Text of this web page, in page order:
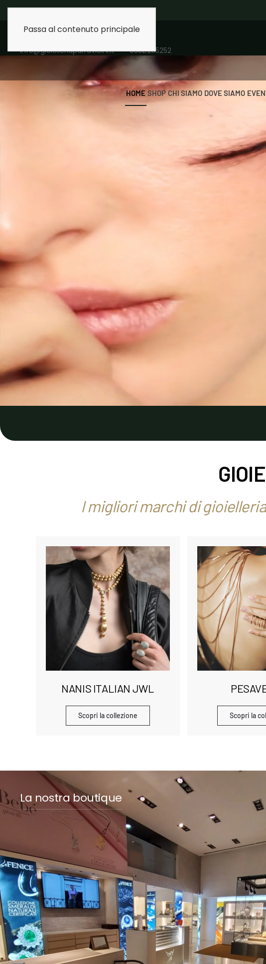
Passa al contenuto principale
Spedizione gratuita da €150,00
info@gioielleriaparravicini.it 0332.235252
HOME SHOP CHI SIAMO DOVE SIAMO
I migliori marchi di
NANIS ITALIAN JWL
Scopri la collezione Scopri la
La nostra boutique